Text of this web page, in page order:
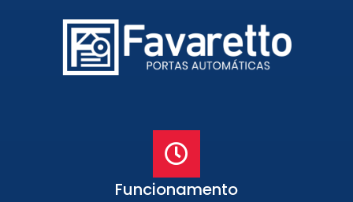
Funcionamento